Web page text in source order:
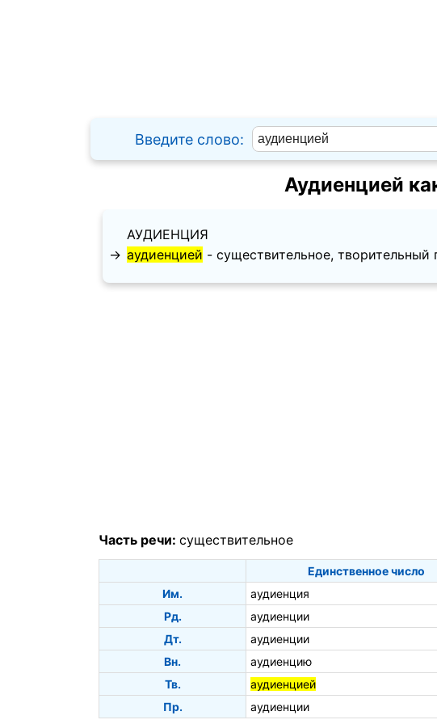
Введите слово:
Аудиенцией
АУДИЕНЦИЯ
→ аудиенцией - существительное, творительный
Часть речи: существительное
Единственное число
Им.
аудиенция
Рд.
аудиенции
Дт.
аудиенции
Вн.
аудиенцию
Тв.
аудиенцией
Пр.
аудиенции